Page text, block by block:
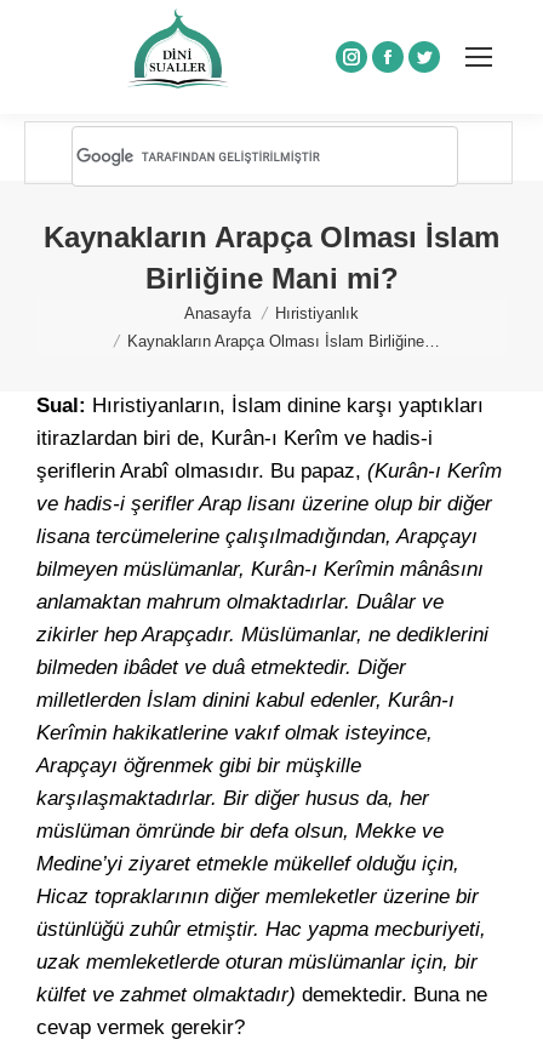
Instagram
Facebook
Twitter
Kaynakların Arapça Olması İslam
Birliğine Mani mi?
Anasayfa
Hıristiyanlık
Kaynakların Arapça Olması İslam Birliğine…
Sual: Hıristiyanların, İslam dinine karşı yaptıkları
itirazlardan biri de, Kurân-ı Kerîm ve hadis-i
şeriflerin Arabî olmasıdır. Bu papaz, (Kurân-ı Kerîm
ve hadis-i şerifler Arap lisanı üzerine olup bir diğer
lisana tercümelerine çalışılmadığından, Arapçayı
bilmeyen müslümanlar, Kurân-ı Kerîmin mânâsını
anlamaktan mahrum olmaktadırlar. Duâlar ve
zikirler hep Arapçadır. Müslümanlar, ne dediklerini
bilmeden ibâdet ve duâ etmektedir. Diğer
milletlerden İslam dinini kabul edenler, Kurân-ı
Kerîmin hakikatlerine vakıf olmak isteyince,
Arapçayı öğrenmek gibi bir müşkille
karşılaşmaktadırlar. Bir diğer husus da, her
müslüman ömründe bir defa olsun, Mekke ve
Medine’yi ziyaret etmekle mükellef olduğu için,
Hicaz topraklarının diğer memleketler üzerine bir
üstünlüğü zuhûr etmiştir. Hac yapma mecburiyeti,
uzak memleketlerde oturan müslümanlar için, bir
külfet ve zahmet olmaktadır) demektedir. Buna ne
cevap vermek gerekir?